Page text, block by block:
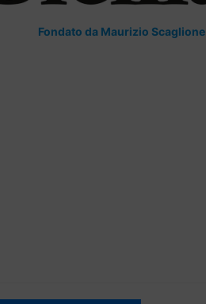
Fondato da Maurizio Scaglione